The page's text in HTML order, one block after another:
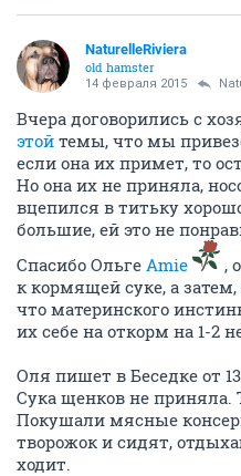
NaturelleRiviera
old hamster
14 февраля 2015
Вчера договорились с
этой темы, что мы
если она их примет, то
Но она их не приняла,
вцепился в титьку
большие, ей это не
Спасибо Ольге Amie
,
к кормящей суке, а
что материнского
их себе на откорм на 1-2
Оля пишет в Беседке от
Сука щенков не приняла.
Покушали мясные
творожок и сидят,
ходит.